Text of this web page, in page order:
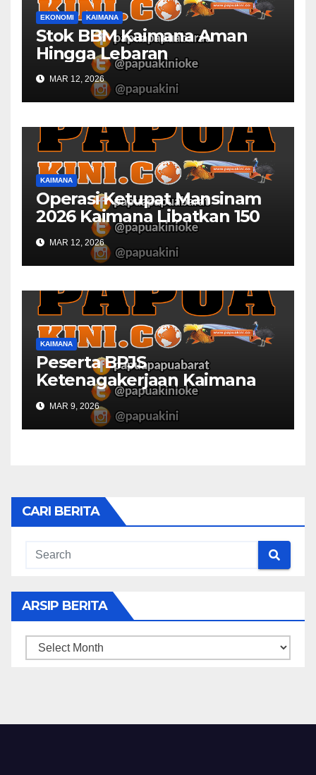
EKONOMI KAIMANA
Stok BBM Kaimana Aman
Hingga Lebaran
MAR 12, 2026
KAIMANA
Operasi Ketupat Mansinam
2026 Kaimana Libatkan 150
Personil Gabungan
MAR 12, 2026
KAIMANA
Peserta BPJS
Ketenagakerjaan Kaimana
Berkurang 53 Persen di 2026
MAR 9, 2026
CARI BERITA
ARSIP BERITA
ARSIP